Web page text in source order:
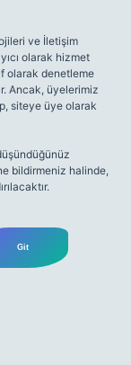
ve İletişim
olarak hizmet
olarak denetleme
Ancak, üyelerimiz
siteye üye olarak
bildirmeniz halinde,